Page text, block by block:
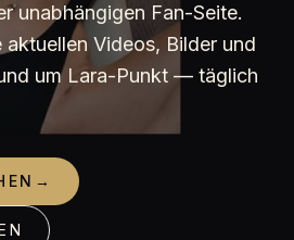
unabhängigen Fan-Seite.
Videos, Bilder und
um Lara-Punkt — täglich
→